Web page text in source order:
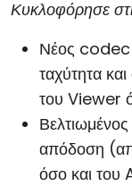
Κυκλοφόρησε
Νέος codec
ταχύτητα
του Viewer
απόδοση
όσο και